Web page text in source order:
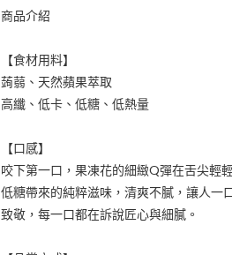
商品介紹
【食材用料】
蒟蒻、天然蘋果萃取
高纖、低卡、低糖、低熱量
【口感】
咬下第一口，果凍花的細緻Q彈在舌尖輕
低糖帶來的純粹滋味，清爽不膩，讓人一
致敬，每一口都在訴說匠心與細膩。